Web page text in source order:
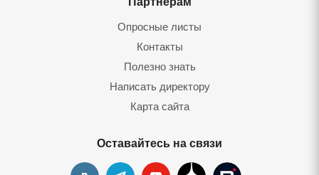
Опросные листы
Контакты
Полезно знать
Написать директору
Карта сайта
Оставайтесь на связи